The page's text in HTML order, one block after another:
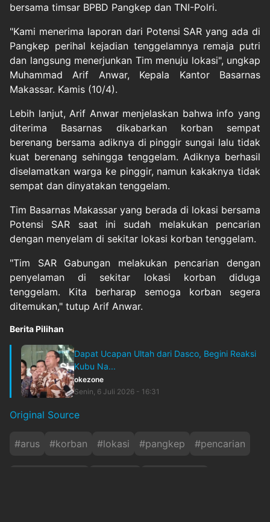
bersama timsar BPBD Pangkep dan TNI-Polri.
"Kami menerima laporan dari Potensi SAR yang ada di
Pangkep perihal kejadian tenggelamnya remaja putri
dan langsung menerjunkan Tim menuju lokasi", ungkap
Muhammad Arif Anwar, Kepala Kantor Basarnas
Makassar. Kamis (10/4).
Lebih lanjut, Arif Anwar menjelaskan bahwa info yang
diterima Basarnas dikabarkan korban sempat
berenang bersama adiknya di pinggir sungai lalu tidak
kuat berenang sehingga tenggelam. Adiknya berhasil
diselamatkan warga ke pinggir, namun kakaknya tidak
sempat dan dinyatakan tenggelam.
Tim Basarnas Makassar yang berada di lokasi bersama
Potensi SAR saat ini sudah melakukan pencarian
dengan menyelam di sekitar lokasi korban tenggelam.
"Tim SAR Gabungan melakukan pencarian dengan
penyelaman di sekitar lokasi korban diduga
tenggelam. Kita berharap semoga korban segera
ditemukan," tutup Arif Anwar.
Berita Pilihan
Dapat Ucapan Ultah dari Dasco, Begini Reaksi
Kubu Na...
okezone
Senin, 6 Juli 2026 - 16:31
Original Source
#arus #korban #lokasi #pangkep #pencarian